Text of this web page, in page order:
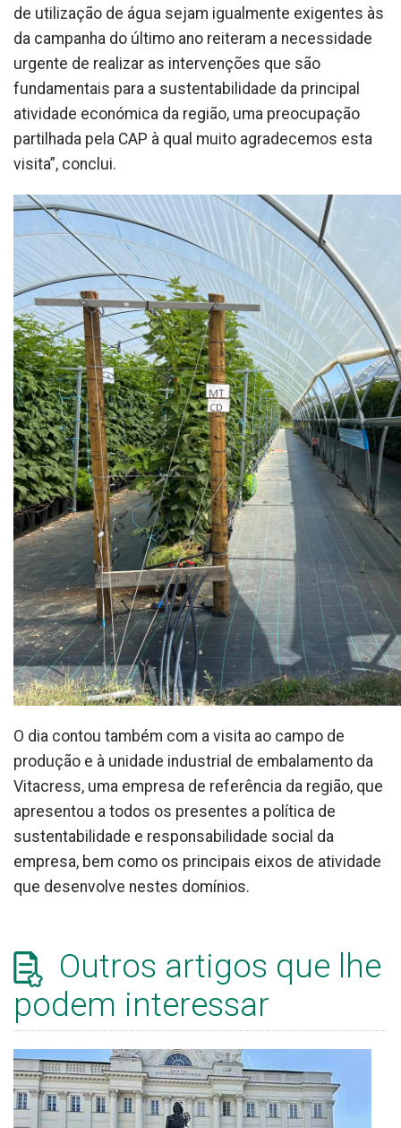
de utilização de água sejam igualmente exigentes às
da campanha do último ano reiteram a necessidade
urgente de realizar as intervenções que são
fundamentais para a sustentabilidade da principal
atividade económica da região, uma preocupação
partilhada pela CAP à qual muito agradecemos esta
visita”, conclui.
O dia contou também com a visita ao campo de
produção e à unidade industrial de embalamento da
Vitacress, uma empresa de referência da região, que
apresentou a todos os presentes a política de
sustentabilidade e responsabilidade social da
empresa, bem como os principais eixos de atividade
que desenvolve nestes domínios.
Outros artigos que lhe
podem interessar